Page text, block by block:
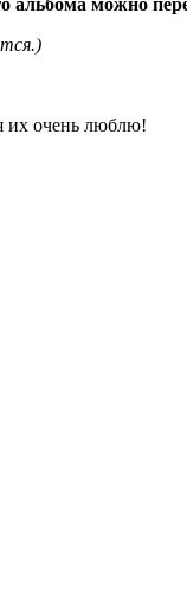
альбома можно
их очень люблю!